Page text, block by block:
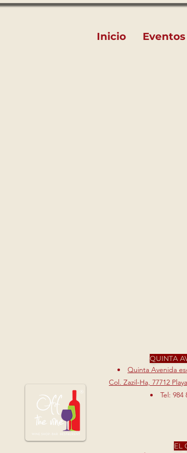
Inicio Eventos
QUINTA
Quinta Avenida
Col. Zazil-Ha, 77712
Tel: 984
EL